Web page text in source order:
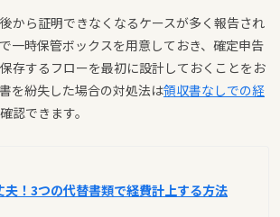
から証明できなくなるケースが多く報告され
一時保管ボックスを用意しておき、確定申告
存するフローを最初に設計しておくことをお
を紛失した場合の対処法は領収書なしでの経
認できます。
夫！3つの代替書類で経費計上する方法